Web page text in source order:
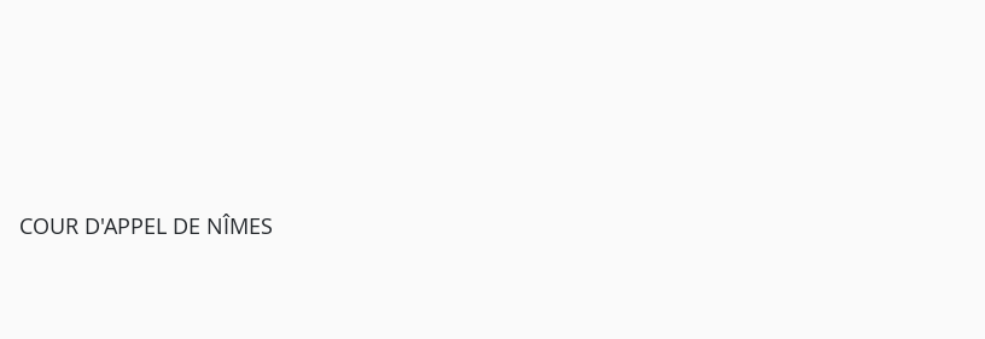
COUR D'APPEL DE NÎMES